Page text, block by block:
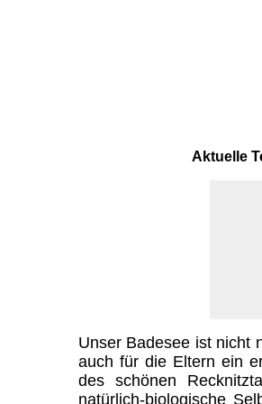
Aktuelle
Unser Badesee ist nicht
auch für die Eltern ein
des schönen
natürlich-biologische